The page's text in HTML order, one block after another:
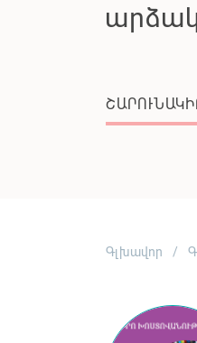
Գլխավոր